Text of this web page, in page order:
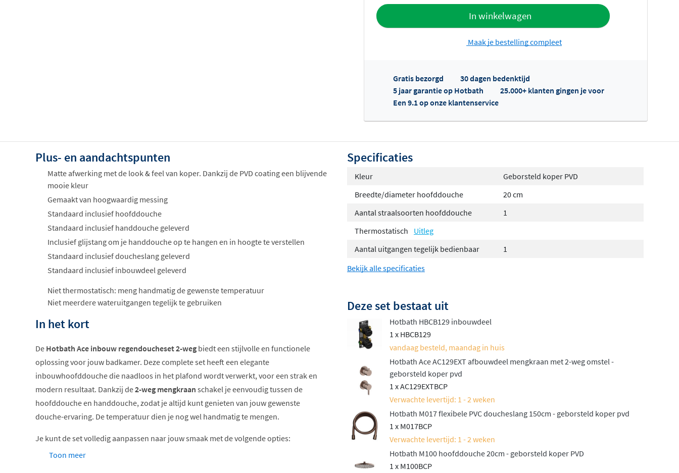
In winkelwagen
Toevoegen aan offerte
Maak je bestelling compleet
Gratis bezorgd
30 dagen bedenktijd
5 jaar garantie op Hotbath
25.000+ klanten gingen je voor
Een 9.1 op onze klantenservice
Plus- en aandachtspunten
Matte afwerking met de look & feel van koper. Dankzij de PVD coating een blijvende
mooie kleur
Gemaakt van hoogwaardig messing
Standaard inclusief hoofddouche
Standaard inclusief handdouche geleverd
Inclusief glijstang om je handdouche op te hangen en in hoogte te verstellen
Standaard inclusief doucheslang geleverd
Standaard inclusief inbouwdeel geleverd
Niet thermostatisch: meng handmatig de gewenste temperatuur
Niet meerdere wateruitgangen tegelijk te gebruiken
In het kort
De Hotbath Ace inbouw regendoucheset 2-weg biedt een stijlvolle en functionele
oplossing voor jouw badkamer. Deze complete set heeft een elegante
inbouwhoofddouche die naadloos in het plafond wordt verwerkt, voor een strak en
modern resultaat. Dankzij de2-weg mengkraan schakel je eenvoudig tussen de
hoofddouche en handdouche, zodat je altijd kunt genieten van jouw gewenste
douche-ervaring. De temperatuur dien je nog wel handmatig te mengen.
Je kunt de set volledig aanpassen naar jouw smaak met de volgende opties:
Keuze uit 6 kleuren
Toon meer
Specificaties
Kleur
Geborsteld koper PVD
Breedte/diameter hoofddouche
20 cm
Aantal straalsoorten hoofddouche
1
Thermostatisch
Uitleg
Aantal uitgangen tegelijk bedienbaar
1
Bekijk alle specificaties
Deze set bestaat uit
Hotbath HBCB129 inbouwdeel
1 x HBCB129
vandaag besteld, maandag in huis
Hotbath Ace AC129EXT afbouwdeel mengkraan met 2-weg omstel -
geborsteld koper pvd
1 x AC129EXTBCP
Verwachte levertijd: 1 - 2 weken
Hotbath M017 flexibele PVC doucheslang 150cm - geborsteld koper pvd
1 x M017BCP
Verwachte levertijd: 1 - 2 weken
Hotbath M100 hoofddouche 20cm - geborsteld koper PVD
1 x M100BCP